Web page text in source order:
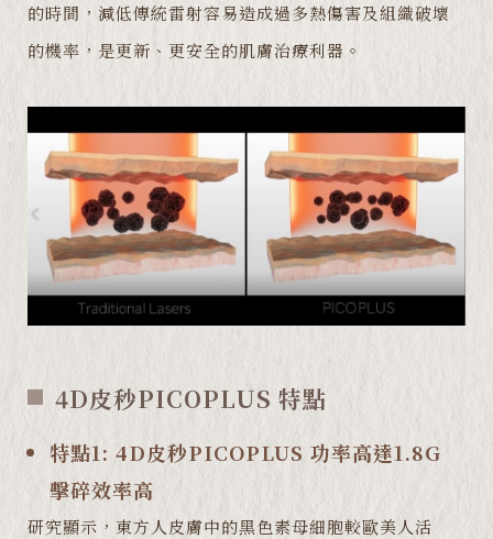
的時間，減低傳統雷射容易造成過多熱傷害及組織破壞
的機率，是更新、更安全的肌膚治療利器。
4D皮秒PICOPLUS 特點
特點1: 4D皮秒PICOPLUS 功率高達1.8G
擊碎效率高
研究顯示，東方人皮膚中的黑色素母細胞較歐美人活